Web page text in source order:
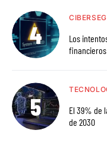
Los
El 39% de
de 2030